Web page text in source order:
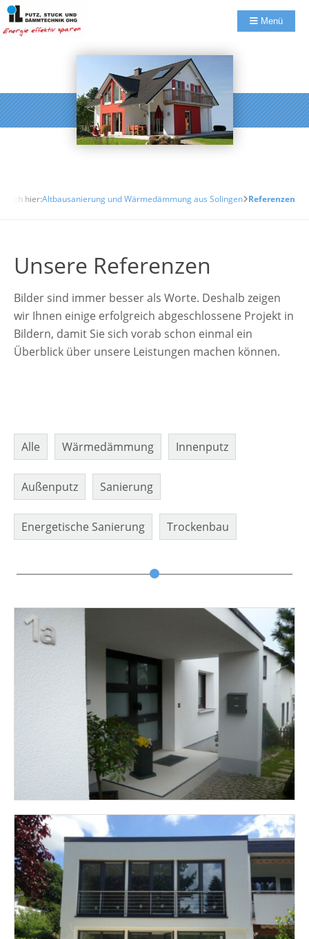
Menü
sich hier:Altbausanierung und Wärmedämmung aus Solingen Referenzen
Unsere Referenzen
Bilder sind immer besser als Worte. Deshalb zeigen
wir Ihnen einige erfolgreich abgeschlossene Projekt in
Bildern, damit Sie sich vorab schon einmal ein
Überblick über unsere Leistungen machen können.
Alle Wärmedämmung Innenputz
Außenputz Sanierung
Energetische Sanierung Trockenbau